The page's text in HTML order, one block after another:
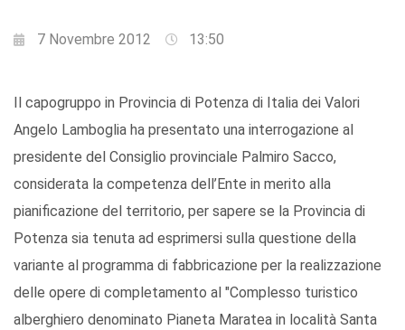
7 Novembre 2012 13:50
Il capogruppo in Provincia di Potenza di Italia dei Valori
Angelo Lamboglia ha presentato una interrogazione al
presidente del Consiglio provinciale Palmiro Sacco,
considerata la competenza dell’Ente in merito alla
pianificazione del territorio, per sapere se la Provincia di
Potenza sia tenuta ad esprimersi sulla questione della
variante al programma di fabbricazione per la realizzazione
delle opere di completamento al "Complesso turistico
alberghiero denominato Pianeta Maratea in località Santa